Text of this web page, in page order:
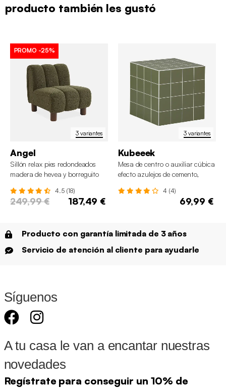
producto también les gustó
3 variantes
PROMO -25%
Angel
Sillón relax pies redondeados
madera de hevea y borreguito
4.5 (18)
249,99 € 187,49 €
3 variantes
Kubeeek
Mesa de centro o auxiliar cúbica
efecto azulejos de cemento,
4 (4)
69,99 €
Producto con garantía limitada de 3 años
Servicio de atención al cliente para ayudarle
Síguenos
A tu casa le van a encantar nuestras
novedades
Regístrate para conseguir un 10% de